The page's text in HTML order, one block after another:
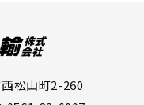
松山町2-260